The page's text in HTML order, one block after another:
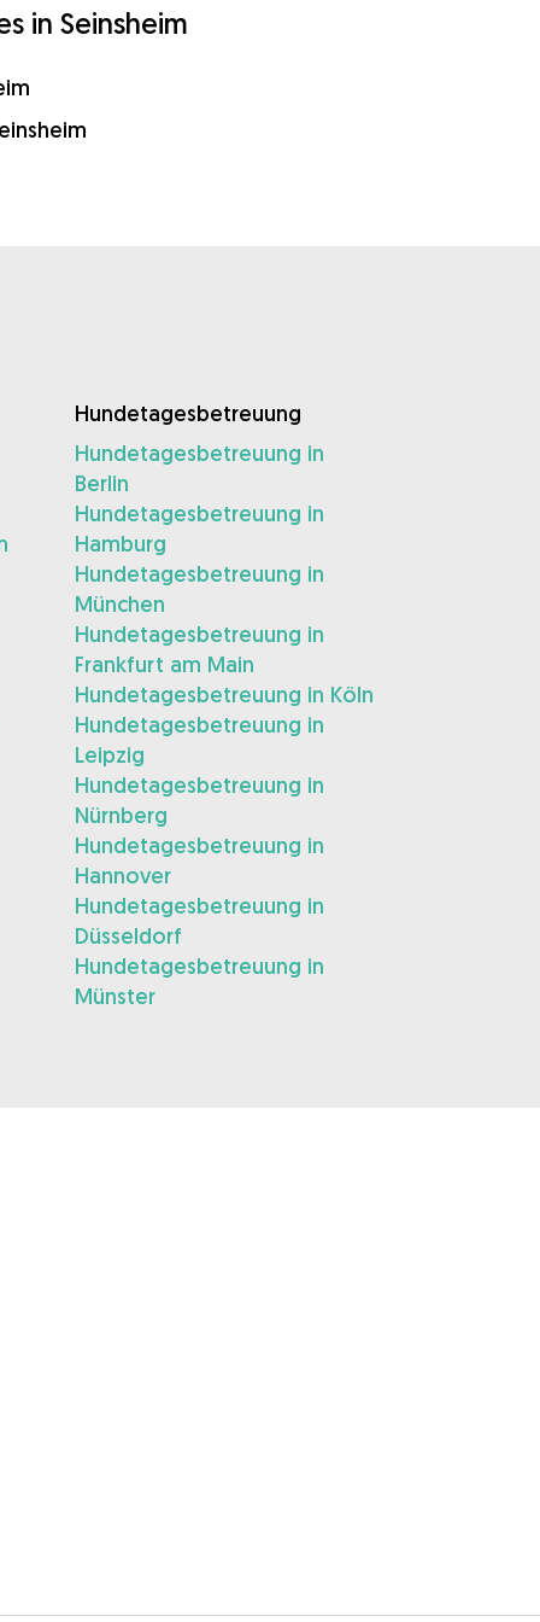
in Seinsheim
Hundetagesbetreuung
Hundetagesbetreuung in
Berlin
Hundetagesbetreuung in
Hamburg
Hundetagesbetreuung in
München
Hundetagesbetreuung in
Frankfurt am Main
Hundetagesbetreuung in Köln
Hundetagesbetreuung in
Leipzig
Hundetagesbetreuung in
Nürnberg
Hundetagesbetreuung in
Hannover
Hundetagesbetreuung in
Düsseldorf
Hundetagesbetreuung in
Münster